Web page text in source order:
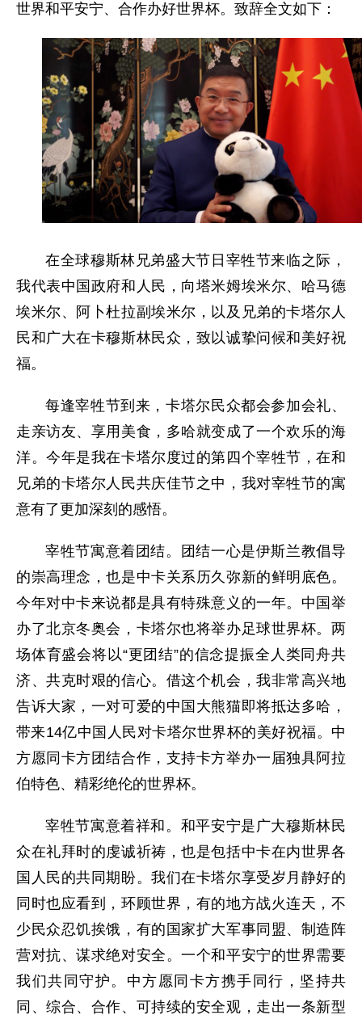
世界和平安宁、合作办好世界杯。致辞全文如下：
在全球穆斯林兄弟盛大节日宰牲节来临之际，
我代表中国政府和人民，向塔米姆埃米尔、哈马德
埃米尔、阿卜杜拉副埃米尔，以及兄弟的卡塔尔人
民和广大在卡穆斯林民众，致以诚挚问候和美好祝
福。
每逢宰牲节到来，卡塔尔民众都会参加会礼、
走亲访友、享用美食，多哈就变成了一个欢乐的海
洋。今年是我在卡塔尔度过的第四个宰牲节，在和
兄弟的卡塔尔人民共庆佳节之中，我对宰牲节的寓
意有了更加深刻的感悟。
宰牲节寓意着团结。团结一心是伊斯兰教倡导
的崇高理念，也是中卡关系历久弥新的鲜明底色。
今年对中卡来说都是具有特殊意义的一年。中国举
办了北京冬奥会，卡塔尔也将举办足球世界杯。两
场体育盛会将以“更团结”的信念提振全人类同舟共
济、共克时艰的信心。借这个机会，我非常高兴地
告诉大家，一对可爱的中国大熊猫即将抵达多哈，
带来14亿中国人民对卡塔尔世界杯的美好祝福。中
方愿同卡方团结合作，支持卡方举办一届独具阿拉
伯特色、精彩绝伦的世界杯。
宰牲节寓意着祥和。和平安宁是广大穆斯林民
众在礼拜时的虔诚祈祷，也是包括中卡在内世界各
国人民的共同期盼。我们在卡塔尔享受岁月静好的
同时也应看到，环顾世界，有的地方战火连天，不
少民众忍饥挨饿，有的国家扩大军事同盟、制造阵
营对抗、谋求绝对安全。一个和平安宁的世界需要
我们共同守护。中方愿同卡方携手同行，坚持共
同、综合、合作、可持续的安全观，走出一条新型